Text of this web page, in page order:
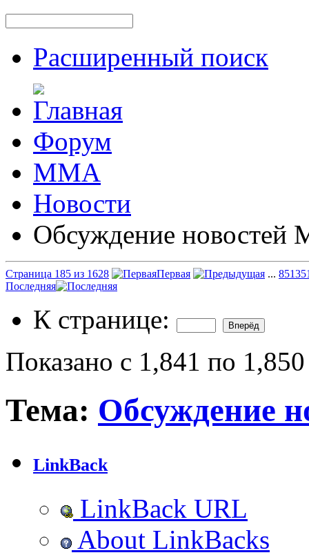
Расширенный поиск
Форум
ММА
Новости
Обсуждение
Страница 185 из 1628 Первая ... 85135
Последняя
К странице:
Показано с 1,841 по
Тема: Обсуждение
LinkBack
LinkBack URL
About LinkBacks